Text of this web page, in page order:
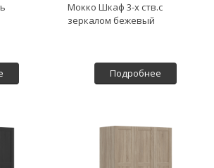
Мокко Шкаф 3-х ств.с
зеркалом бежевый
Подробнее